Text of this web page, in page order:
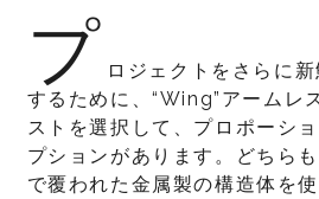
プ ロジェクトをさらに
するために、“Wing”アームレ
ストを選択して、プロポーシ
プションがあります。どちら
で覆われた金属製の構造体を